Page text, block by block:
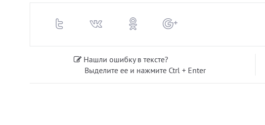
Нашли ошибку в тексте?
Выделите ее и нажмите Ctrl + Enter